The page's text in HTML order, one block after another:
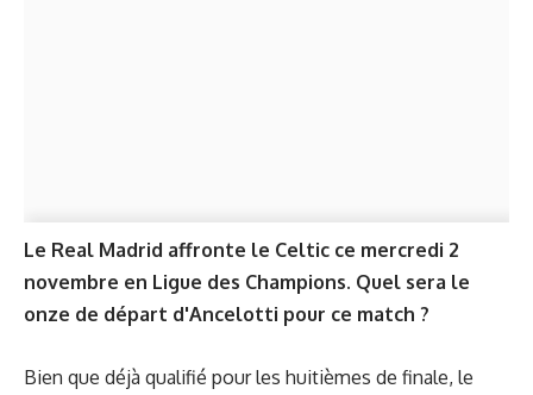
Le Real Madrid affronte le Celtic ce mercredi 2
novembre en Ligue des Champions. Quel sera le
onze de départ d'Ancelotti pour ce match ?
Bien que déjà qualifié pour les huitièmes de finale, le